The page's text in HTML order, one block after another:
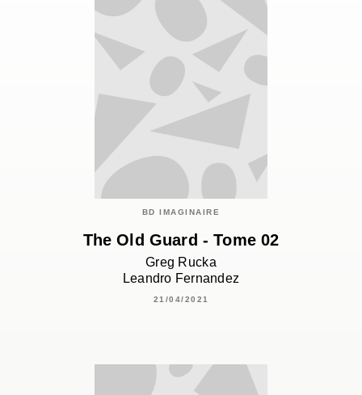
BD IMAGINAIRE
The Old Guard - Tome 02
Greg Rucka
Leandro Fernandez
21/04/2021